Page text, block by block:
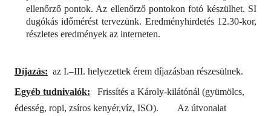
ellenőrző pontok. Az ellenőrző pontokon fotó készülhet. SI
dugókás időmérést tervezünk. Eredményhirdetés 12.30-kor,
részletes eredmények az interneten.
Díjazás: az I.–III. helyezettek érem díjazásban részesülnek.
Egyéb tudnivalók:
Frissítés a Károly-kilátónál (gyümölcs,
édesség, ropi, zsíros kenyér,víz, ISO).
Az útvonalat